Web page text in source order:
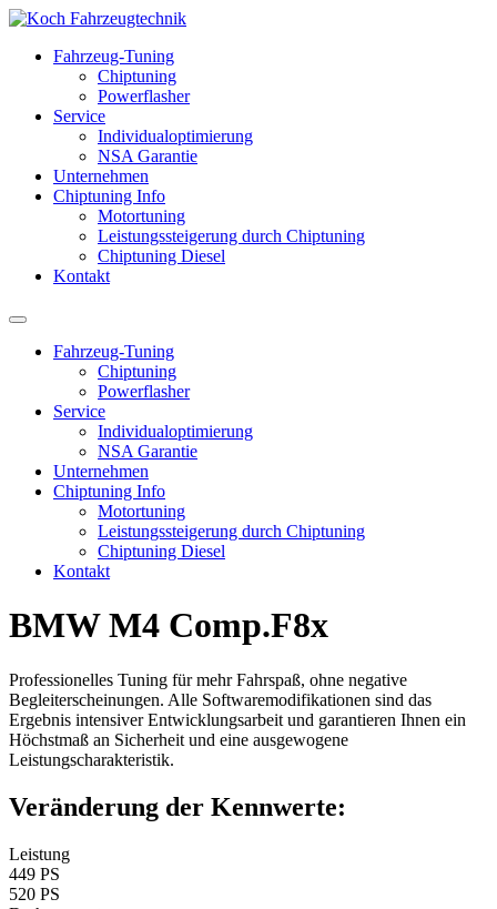
Fahrzeug-Tuning
Chiptuning
Powerflasher
Service
Individualoptimierung
NSA Garantie
Unternehmen
Chiptuning Info
Motortuning
Leistungssteigerung durch Chiptuning
Chiptuning Diesel
Kontakt
Fahrzeug-Tuning
Chiptuning
Powerflasher
Service
Individualoptimierung
NSA Garantie
Unternehmen
Chiptuning Info
Motortuning
Leistungssteigerung durch Chiptuning
Chiptuning Diesel
Kontakt
BMW M4 Comp.F8x
Professionelles Tuning für mehr Fahrspaß, ohne negative
Begleiterscheinungen. Alle Softwaremodifikationen sind das
Ergebnis intensiver Entwicklungsarbeit und garantieren Ihnen ein
Höchstmaß an Sicherheit und eine ausgewogene
Leistungscharakteristik.
Veränderung der Kennwerte:
Leistung
449 PS
520 PS